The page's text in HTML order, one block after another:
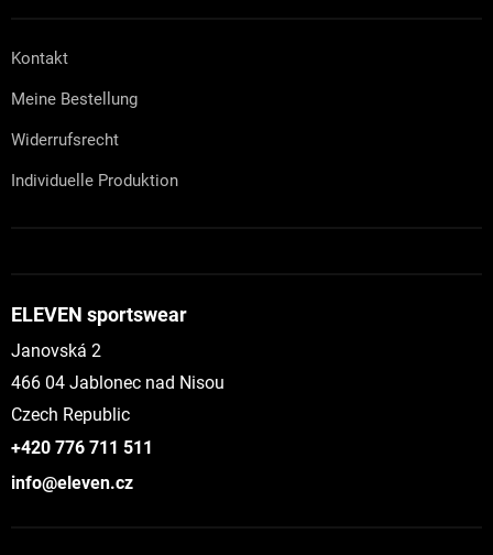
Kontakt
Meine Bestellung
Widerrufsrecht
Individuelle Produktion
ELEVEN sportswear
Janovská 2
466 04 Jablonec nad Nisou
Czech Republic
+420 776 711 511
info@eleven.cz